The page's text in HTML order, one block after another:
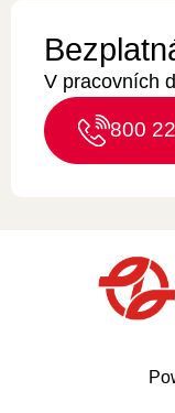
V pracovních
800